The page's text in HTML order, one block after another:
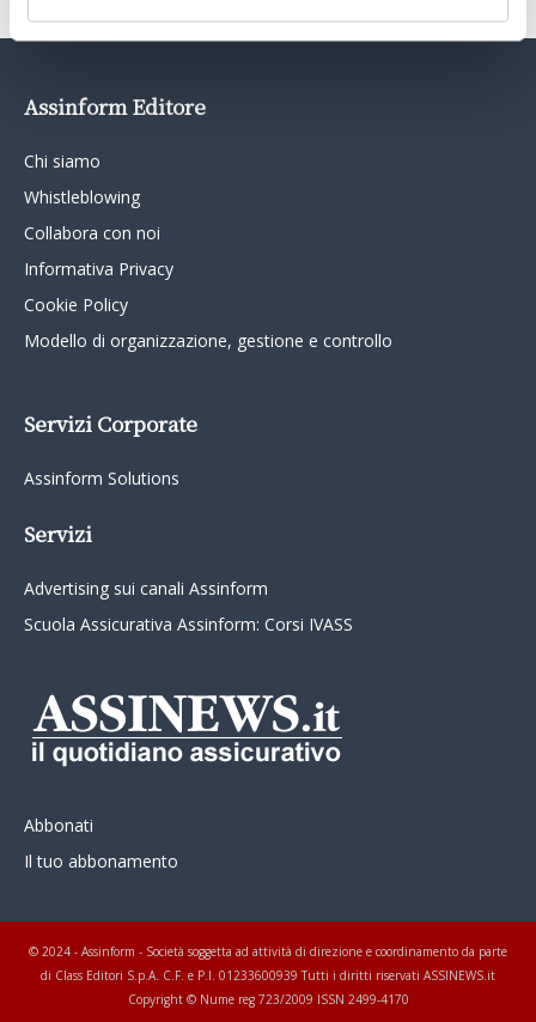
Assinform Editore
Chi siamo
Whistleblowing
Collabora con noi
Informativa Privacy
Cookie Policy
Modello di organizzazione, gestione e controllo
Servizi Corporate
Assinform Solutions
Servizi
Advertising sui canali Assinform
Scuola Assicurativa Assinform: Corsi IVASS
Abbonati
Il tuo abbonamento
© 2024 - Assinform - Società soggetta ad attività di direzione e coordinamento da parte
di Class Editori S.p.A. C.F. e P.I. 01233600939 Tutti i diritti riservati ASSINEWS.it
Copyright © Nume reg 723/2009 ISSN 2499-4170